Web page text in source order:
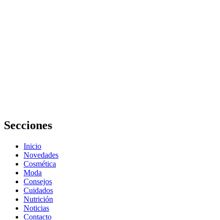
Secciones
Inicio
Novedades
Cosmética
Moda
Consejos
Cuidados
Nutrición
Noticias
Contacto